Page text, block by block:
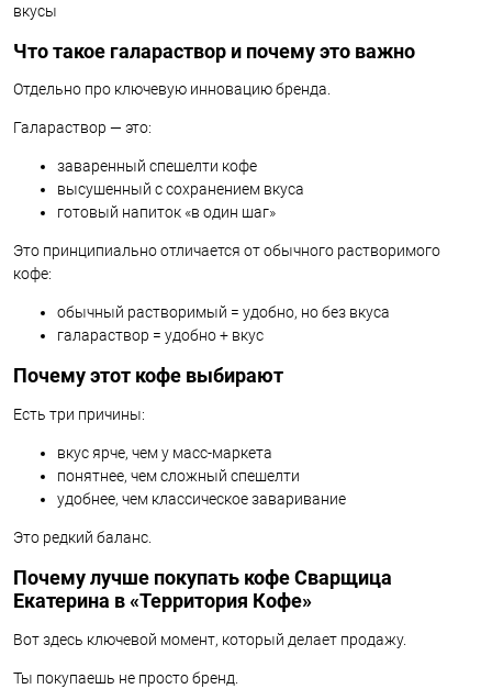
вкусы
Что такое галараствор и почему это важно
Отдельно про ключевую инновацию бренда.
Галараствор — это:
заваренный спешелти кофе
высушенный с сохранением вкуса
готовый напиток «в один шаг»
Это принципиально отличается от обычного растворимого
кофе:
обычный растворимый = удобно, но без вкуса
галараствор = удобно + вкус
Почему этот кофе выбирают
Есть три причины:
вкус ярче, чем у масс-маркета
понятнее, чем сложный спешелти
удобнее, чем классическое заваривание
Это редкий баланс.
Почему лучше покупать кофе Сварщица
Екатерина в «Территория Кофе»
Вот здесь ключевой момент, который делает продажу.
Ты покупаешь не просто бренд.